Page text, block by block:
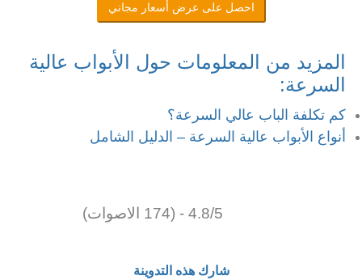
احصل على عرض أسعار مجاني
المزيد من المعلومات حول الأبواب عالية
السرعة:
كم تكلفة الباب عالي السرعة؟
أنواع الأبواب عالية السرعة – الدليل الشامل
4.8/5 - (174 الاصوات)
شارك هذه التدوينة